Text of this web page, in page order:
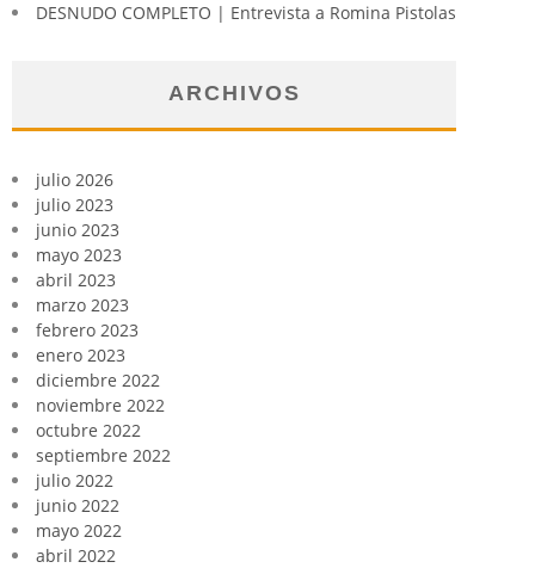
DESNUDO COMPLETO | Entrevista a Romina Pistolas
ARCHIVOS
julio 2026
julio 2023
junio 2023
mayo 2023
abril 2023
marzo 2023
febrero 2023
enero 2023
diciembre 2022
noviembre 2022
octubre 2022
septiembre 2022
julio 2022
junio 2022
mayo 2022
abril 2022